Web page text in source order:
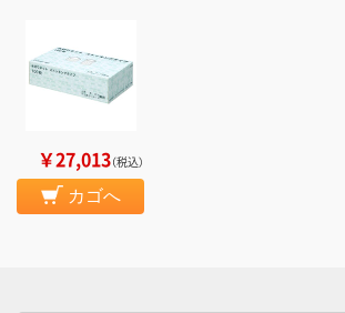
￥27,013（税込）
カゴへ